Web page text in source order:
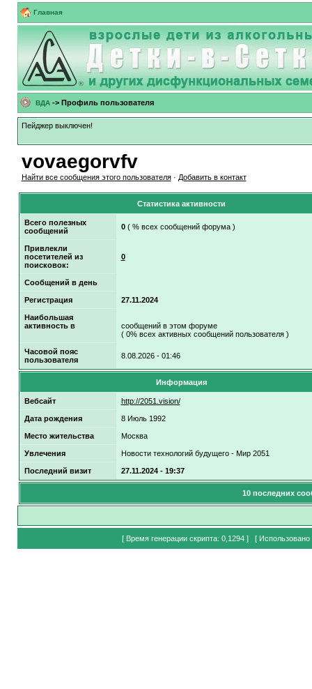
Главная
ВДА-> Профиль пользователя
Пейджер выключен!
vovaegorvfv
Найти все сообщения этого пользователя· Добавить в контакт
Статистика активности
Всего полезных
сообщений
0( % всех сообщений форума )
Привлекли
посетителей из
поисковок:
0
Сообщений в день
Регистрация 27.11.2024
Наибольшая
активность в
сообщений в этом форуме
( 0% всех активных сообщений пользователя )
Часовой пояс
пользователя
8.08.2026 - 01:46
Информация
Вебсайт http://2051.vision/
Дата рождения 8 Июль 1992
Место жительства Москва
Увлечения Новости технологий будущего - Мир 2051
Последний визит 27.11.2024 - 19:37
10 последних
[ Время генерации скрипта: 0,1294 ] [